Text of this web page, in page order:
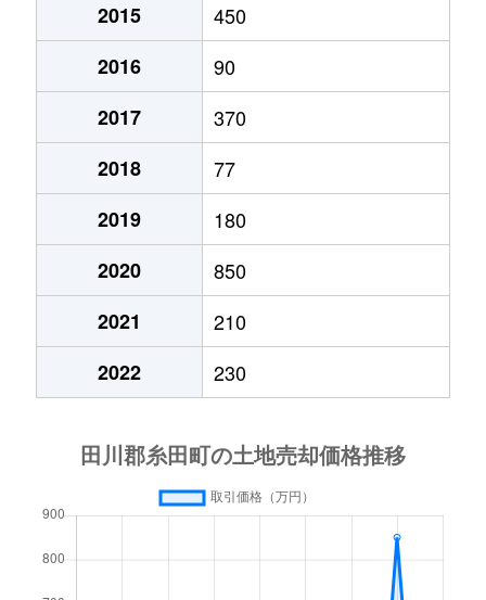
2015
450
2016
90
2017
370
2018
77
2019
180
2020
850
2021
210
2022
230